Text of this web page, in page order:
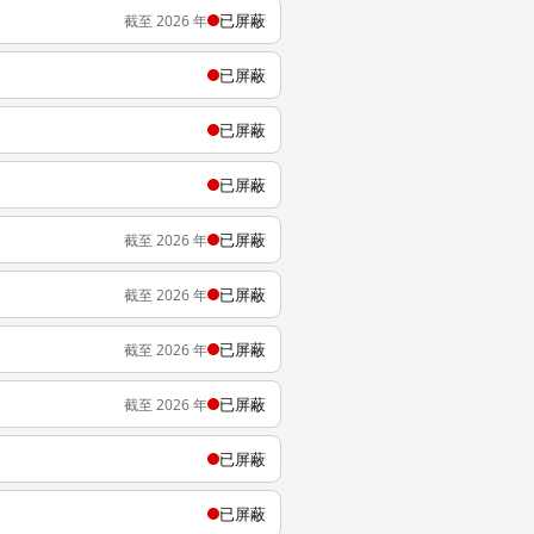
截至 2026 年 已屏蔽
已屏蔽
已屏蔽
已屏蔽
截至 2026 年 已屏蔽
截至 2026 年 已屏蔽
截至 2026 年 已屏蔽
截至 2026 年 已屏蔽
已屏蔽
已屏蔽